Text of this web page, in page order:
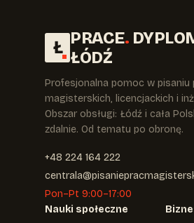
Ł PRACE.
ŁÓDŹ
Profesjonalna pomoc w pisaniu
magisterskich, licencjackich i
Obszar obsługi: Łódź i cała
zdalnie. Od tematu po obronę.
+48 224 164 222
Pon–Pt 9:00–17:00
Nauki społeczne